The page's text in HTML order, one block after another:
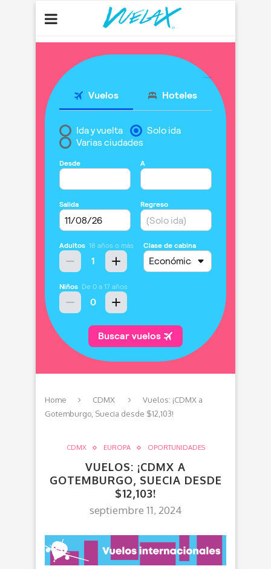
Home CDMX
Vuelos: ¡CDMX a
Gotemburgo, Suecia desde $12,103!
CDMX EUROPA OPORTUNIDADES
VUELOS: ¡CDMX A
GOTEMBURGO, SUECIA DESDE
$12,103!
septiembre 11, 2024